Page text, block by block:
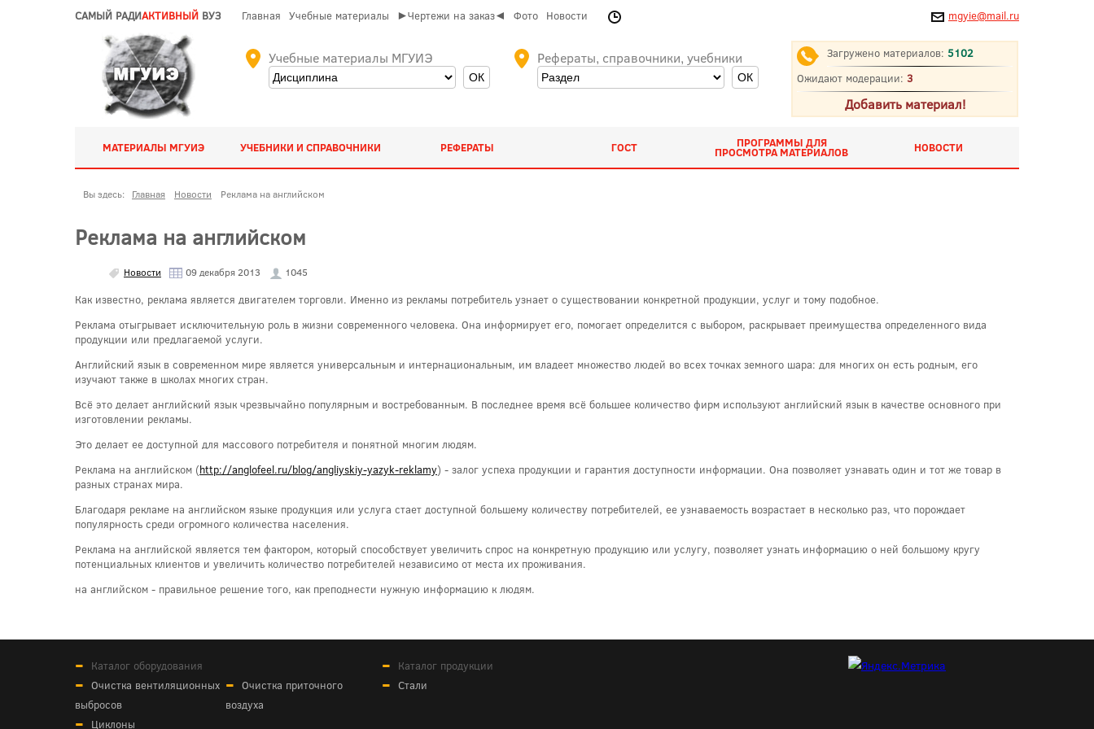
САМЫЙ РАДИАКТИВНЫЙ ВУЗ Главная Учебные материалы ►Чертежи на заказ◄ Фото Новости mgyie@mail.ru
Учебные материалы МГУИЭ Рефераты, справочники, учебники Загружено материалов: 5102
Ожидают модерации: 3
Добавить материал!
МАТЕРИАЛЫ МГУИЭ УЧЕБНИКИ И СПРАВОЧНИКИ РЕФЕРАТЫ ГОСТ ПРОГРАММЫ ДЛЯ
ПРОСМОТРА МАТЕРИАЛОВ НОВОСТИ
Вы здесь: Главная Новости Реклама на английском
Реклама на английском
Новости 09 декабря 2013 1045
Как известно, реклама является двигателем торговли. Именно из рекламы потребитель узнает о существовании конкретной продукции, услуг и тому подобное.
Реклама отыгрывает исключительную роль в жизни современного человека. Она информирует его, помогает определится с выбором, раскрывает преимущества определенного вида
продукции или предлагаемой услуги.
Английский язык в современном мире является универсальным и интернациональным, им владеет множество людей во всех точках земного шара: для многих он есть родным, его
изучают также в школах многих стран.
Всё это делает английский язык чрезвычайно популярным и востребованным. В последнее время всё большее количество фирм используют английский язык в качестве основного при
изготовлении рекламы.
Это делает ее доступной для массового потребителя и понятной многим людям.
Реклама на английском (http://anglofeel.ru/blog/angliyskiy-yazyk-reklamy) - залог успеха продукции и гарантия доступности информации. Она позволяет узнавать один и тот же товар в
разных странах мира.
Благодаря рекламе на английском языке продукция или услуга стает доступной большему количеству потребителей, ее узнаваемость возрастает в несколько раз, что порождает
популярность среди огромного количества населения.
Реклама на английской является тем фактором, который способствует увеличить спрос на конкретную продукцию или услугу, позволяет узнать информацию о ней большому кругу
потенциальных клиентов и увеличить количество потребителей независимо от места их проживания.
на английском - правильное решение того, как преподнести нужную информацию к людям.
Каталог оборудования
Очистка вентиляционных
выбросов
Очистка приточного
воздуха
Циклоны
Каталог продукции
Стали